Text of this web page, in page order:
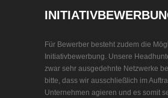
Für Bewerber besteht zudem die
Initiativbewerbung. Unsere
zwar sehr ausgedehnte Netzwerke
bitte, dass wir ausschließlich im
Unternehmen agieren und es somit